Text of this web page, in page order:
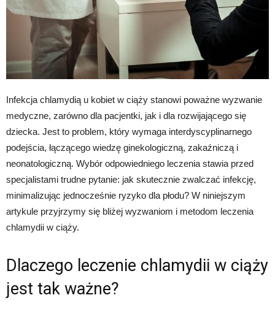
Infekcja chlamydią u kobiet w ciąży stanowi poważne wyzwanie
medyczne, zarówno dla pacjentki, jak i dla rozwijającego się
dziecka. Jest to problem, który wymaga interdyscyplinarnego
podejścia, łączącego wiedzę ginekologiczną, zakaźniczą i
neonatologiczną. Wybór odpowiedniego leczenia stawia przed
specjalistami trudne pytanie: jak skutecznie zwalczać infekcję,
minimalizując jednocześnie ryzyko dla płodu? W niniejszym
artykule przyjrzymy się bliżej wyzwaniom i metodom leczenia
chlamydii w ciąży.
Dlaczego leczenie chlamydii w ciąży
jest tak ważne?